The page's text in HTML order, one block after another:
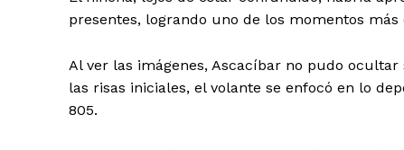
presentes, logrando uno de los momentos
Al ver las imágenes, Ascacíbar no pudo
las risas iniciales, el volante se enfocó en lo
805.